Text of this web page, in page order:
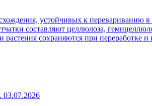
устойчивых к
составляют целлюлоза,
растения сохраняются при
03.07.2026